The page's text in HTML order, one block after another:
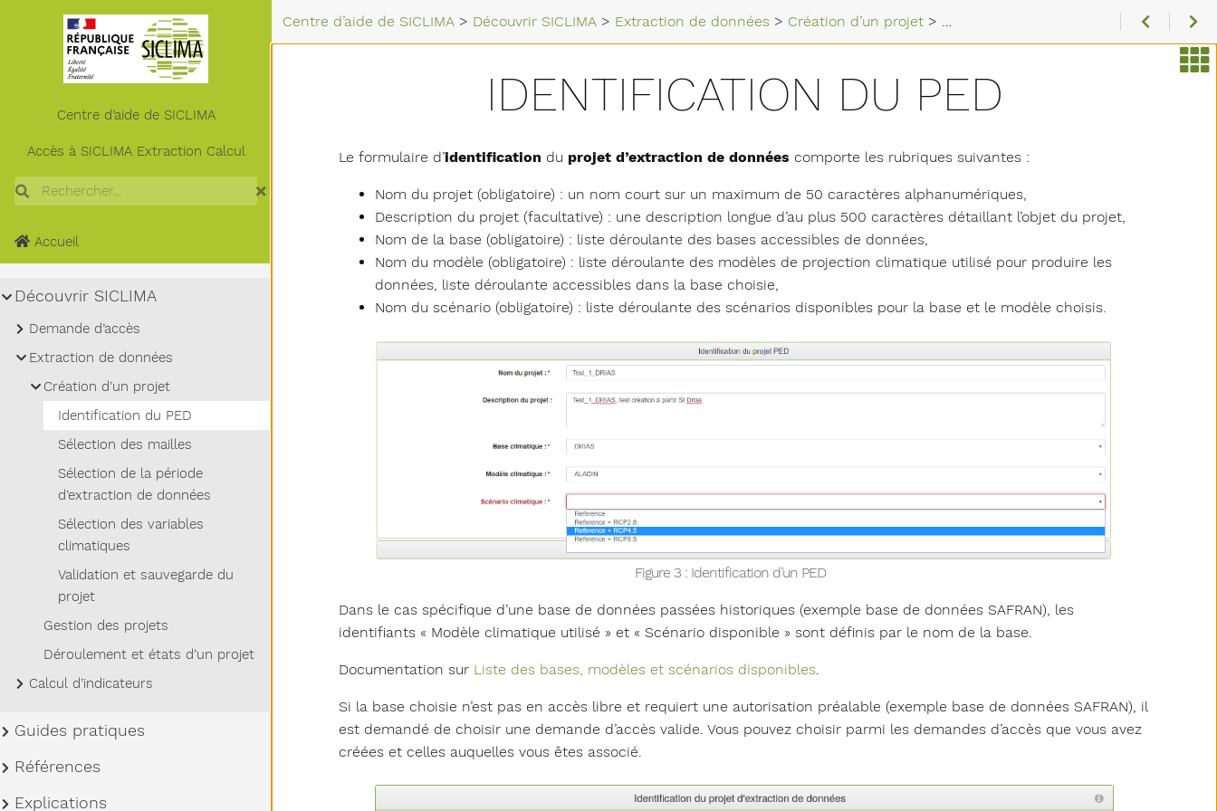
Centre d’aide de SICLIMA > Découvrir SICLIMA > Extraction de données > Création d’un projet > Identification du PED
IDENTIFICATION DU PED
Le formulaire d’identification du projet d’extraction de données comporte les rubriques suivantes :
Nom du projet (obligatoire) : un nom court sur un maximum de 50 caractères alphanumériques,
Description du projet (facultative) : une description longue d’au plus 500 caractères détaillant l’objet du projet,
Nom de la base (obligatoire) : liste déroulante des bases accessibles de données,
Nom du modèle (obligatoire) : liste déroulante des modèles de projection climatique utilisé pour produire les
données, liste déroulante accessibles dans la base choisie,
Nom du scénario (obligatoire) : liste déroulante des scénarios disponibles pour la base et le modèle choisis.
Figure 3 : Identification d’un PED
Dans le cas spécifique d’une base de données passées historiques (exemple base de données SAFRAN), les
identifiants « Modèle climatique utilisé » et « Scénario disponible » sont définis par le nom de la base.
Documentation sur Liste des bases, modèles et scénarios disponibles
Si la base choisie n’est pas en accès libre et requiert une autorisation préalable (exemple base de données SAFRAN), il
est demandé de choisir une demande d’accès valide. Vous pouvez choisir parmi les demandes d’accès que vous avez
créées et celles auquelles vous êtes associé.
Centre d’aide de SICLIMA
Accès à SICLIMA Extraction Calcul
Rechercher
Accueil
Sous-menu Découvrir SICLIMA
Découvrir SICLIMA
Sous-menu Demande d’accès
Demande d’accès
Sous-menu Extraction de données
Extraction de données
Sous-menu Création d’un projet
Création d’un projet
Identification du PED
Sélection des mailles
Sélection de la période
d’extraction de données
Sélection des variables
climatiques
Validation et sauvegarde du
projet
Gestion des projets
Déroulement et états d’un projet
Sous-menu Calcul d’indicateurs
Calcul d’indicateurs
Sous-menu Guides pratiques
Guides pratiques
Sous-menu Références
Références
Sous-menu Explications
Explications